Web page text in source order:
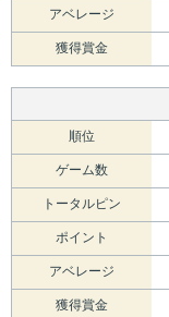
アベレージ
獲得賞金
順位
ゲーム数
トータルピン
ポイント
アベレージ
獲得賞金